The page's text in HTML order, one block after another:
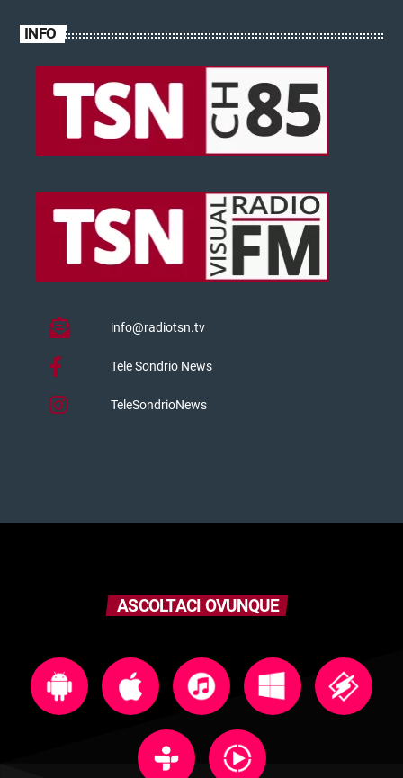
INFO
info@radiotsn.tv
Tele Sondrio News
TeleSondrioNews
ASCOLTACI OVUNQUE